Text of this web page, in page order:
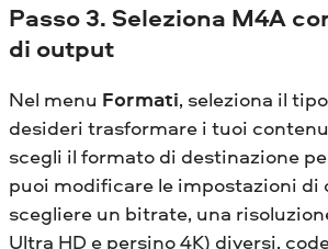
Passo 3. Seleziona M4A
di output
Nel menu Formati, seleziona il
desideri trasformare i tuoi
scegli il formato di destinazione
puoi modificare le impostazioni di
scegliere un bitrate, una
Ultra HD e persino 4K) diversi,